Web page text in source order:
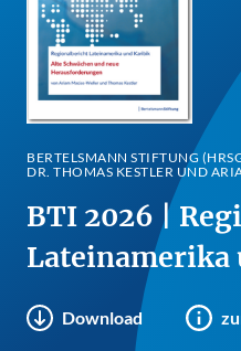
BERTELSMANN STIFTUNG
DR. THOMAS KESTLER UND
BTI 2026 |
Lateinamerika
Download